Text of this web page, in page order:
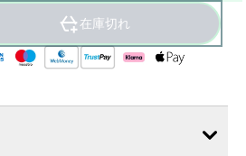
在庫切れ